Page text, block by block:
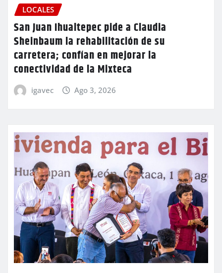
LOCALES
San Juan Ihualtepec pide a Claudia
Sheinbaum la rehabilitación de su
carretera; confían en mejorar la
conectividad de la Mixteca
igavec Ago 3, 2026